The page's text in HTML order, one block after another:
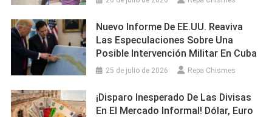
Nuevo Informe De EE.UU. Reaviva
Las Especulaciones Sobre Una
Posible Intervención Militar En Cuba
25 de julio de 2026 Repa Chismes
¡Disparo Inesperado De Las Divisas
En El Mercado Informal! Dólar, Euro